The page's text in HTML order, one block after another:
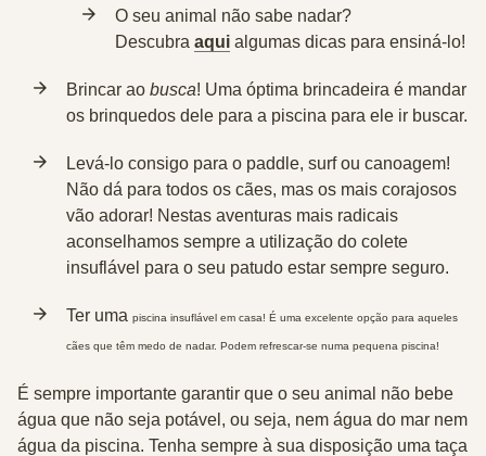
O seu animal não sabe nadar?
Descubra aqui algumas dicas para ensiná-lo!
Brincar ao busca! Uma óptima brincadeira é mandar
os brinquedos dele para a piscina para ele ir buscar.
Levá-lo consigo para o paddle, surfou canoagem!
Não dá para todos os cães, mas os mais corajosos
vão adorar! Nestas aventuras mais radicais
aconselhamos sempre a utilização do colete
insuflável para o seu patudo estar sempre seguro.
Ter uma piscina insuflável em casa! É uma excelente opção para aqueles
cães que têm medo de nadar. Podem refrescar-se numa pequena piscina!
É sempre importante garantir que o seu animal não bebe
água que não seja potável, ou seja, nem água do mar nem
água da piscina. Tenha sempre à sua disposição uma taça